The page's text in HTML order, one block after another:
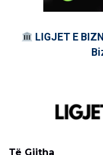
LIGJET E
Të Gjitha